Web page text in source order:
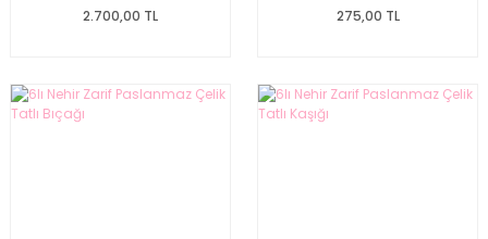
2.700,00 TL 275,00 TL